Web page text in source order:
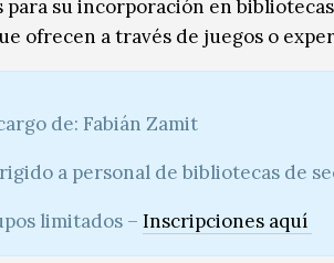
para su incorporación en
ofrecen a través de juegos o
de: Fabián Zamit
a personal de bibliotecas de
limitados – Inscripciones aquí